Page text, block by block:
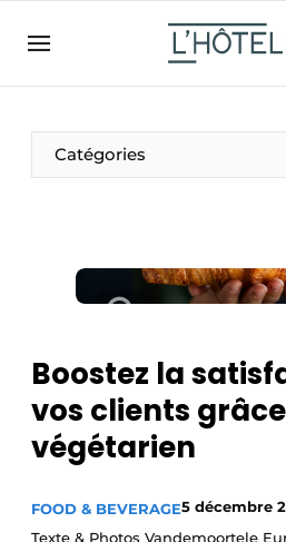
BE
EN
NL
EN
Catégories
Durable & Circulaire
Nettoyage & Entretien
Boostez la
vos clients
végétarien
FOOD & BEVERAGE5 décembre
Texte & Photos Vandemoortele